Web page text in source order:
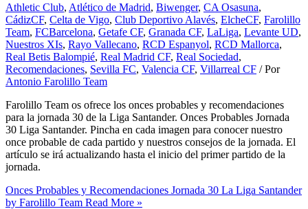
Athletic Club, Atlético de Madrid, Biwenger, CA Osasuna,
CádizCF, Celta de Vigo, Club Deportivo Alavés, ElcheCF, Farolillo
Team, FCBarcelona, Getafe CF, Granada CF, LaLiga, Levante UD,
Nuestros XIs, Rayo Vallecano, RCD Espanyol, RCD Mallorca,
Real Betis Balompié, Real Madrid CF, Real Sociedad,
Recomendaciones, Sevilla FC, Valencia CF, Villarreal CF / Por
Antonio Farolillo Team
Farolillo Team os ofrece los onces probables y recomendaciones
para la jornada 30 de la Liga Santander. Onces Probables Jornada
30 Liga Santander. Pincha en cada imagen para conocer nuestro
once probable de cada partido y nuestros consejos de la jornada. El
artículo se irá actualizando hasta el inicio del primer partido de la
jornada.
Onces Probables y Recomendaciones Jornada 30 La Liga Santander
by Farolillo Team Read More »